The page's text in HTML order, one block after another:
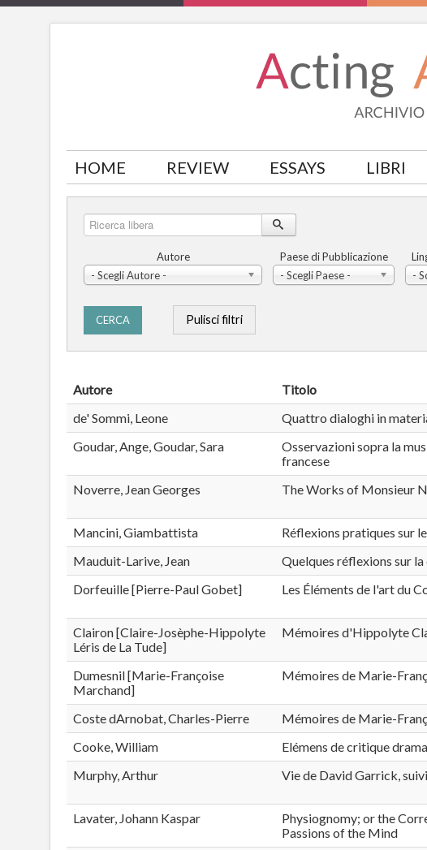
HOME REVIEW ESSAYS LIBRI
Ricerca
libera
Autore
- Scegli Autore -
Paese di Pubblicazione
- Scegli Paese -
-
CERCA Pulisci filtri
Autore Titolo
de' Sommi, Leone
Quattro dialoghi in
Goudar, Ange, Goudar, Sara
Osservazioni sopra la
francese
Noverre, Jean Georges The Works of Monsieur
Mancini, Giambattista Réflexions pratiques sur
Mauduit-Larive, Jean
Quelques réflexions sur
Dorfeuille [Pierre-Paul Gobet]
Les Éléments de l'art du
Clairon [Claire-Josèphe-Hippolyte
Léris de La Tude]
Mémoires d'Hippolyte
Dumesnil [Marie-Françoise
Marchand]
Mémoires de Marie-
Coste dArnobat, Charles-Pierre Mémoires de Marie-
Cooke, William
Elémens de critique
Murphy, Arthur
Vie de David Garrick,
Lavater, Johann Kaspar
Physiognomy; or the
Passions of the Mind